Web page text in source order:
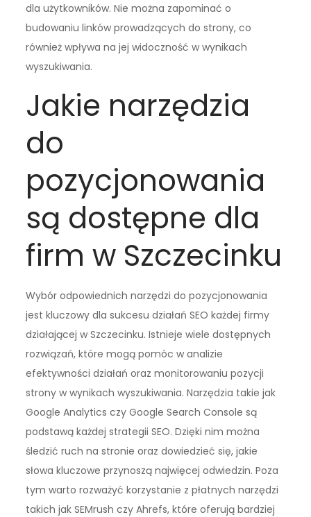
dla użytkowników. Nie można zapominać o
budowaniu linków prowadzących do strony, co
również wpływa na jej widoczność w wynikach
wyszukiwania.
Jakie narzędzia
do
pozycjonowania
są dostępne dla
firm w Szczecinku
Wybór odpowiednich narzędzi do pozycjonowania
jest kluczowy dla sukcesu działań SEO każdej firmy
działającej w Szczecinku. Istnieje wiele dostępnych
rozwiązań, które mogą pomóc w analizie
efektywności działań oraz monitorowaniu pozycji
strony w wynikach wyszukiwania. Narzędzia takie jak
Google Analytics czy Google Search Console są
podstawą każdej strategii SEO. Dzięki nim można
śledzić ruch na stronie oraz dowiedzieć się, jakie
słowa kluczowe przynoszą najwięcej odwiedzin. Poza
tym warto rozważyć korzystanie z płatnych narzędzi
takich jak SEMrush czy Ahrefs, które oferują bardziej